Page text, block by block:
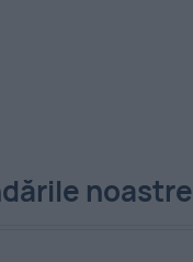
noastre